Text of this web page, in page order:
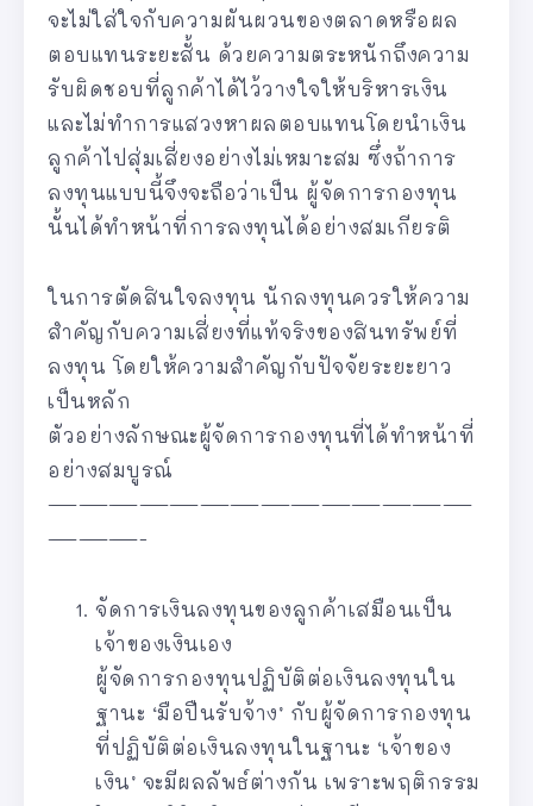
จะไม่ใส่ใจกับความผันผวนของตลาดหรือผล
ตอบแทนระยะสั้น ด้วยความตระหนักถึงความ
รับผิดชอบที่ลูกค้าได้ไว้วางใจให้บริหารเงิน
และไม่ทำการแสวงหาผลตอบแทนโดยนำเงิน
ลูกค้าไปสุ่มเสี่ยงอย่างไม่เหมาะสม ซึ่งถ้าการ
ลงทุนแบบนี้จึงจะถือว่าเป็น ผู้จัดการกองทุน
นั้นได้ทำหน้าที่การลงทุนได้อย่างสมเกียรติ
ในการตัดสินใจลงทุน นักลงทุนควรให้ความ
สำคัญกับความเสี่ยงที่แท้จริงของสินทรัพย์ที่
ลงทุน โดยให้ความสำคัญกับปัจจัยระยะยาว
เป็นหลัก
ตัวอย่างลักษณะผู้จัดการกองทุนที่ได้ทำหน้าที่
อย่างสมบูรณ์
——————————————
———-
จัดการเงินลงทุนของลูกค้าเสมือนเป็น
เจ้าของเงินเอง
ผู้จัดการกองทุนปฏิบัติต่อเงินลงทุนใน
ฐานะ ‘มือปืนรับจ้าง’ กับผู้จัดการกองทุน
ที่ปฏิบัติต่อเงินลงทุนในฐานะ ‘เจ้าของ
เงิน’ จะมีผลลัพธ์ต่างกัน เพราะพฤติกรรม